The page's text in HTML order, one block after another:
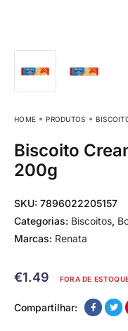
HOME PRODUTOS
Biscoito
200g
SKU: 7896022205157
Categorias: Biscoitos,
Marcas: Renata
€1.49 FORA DE
Compartilhar: